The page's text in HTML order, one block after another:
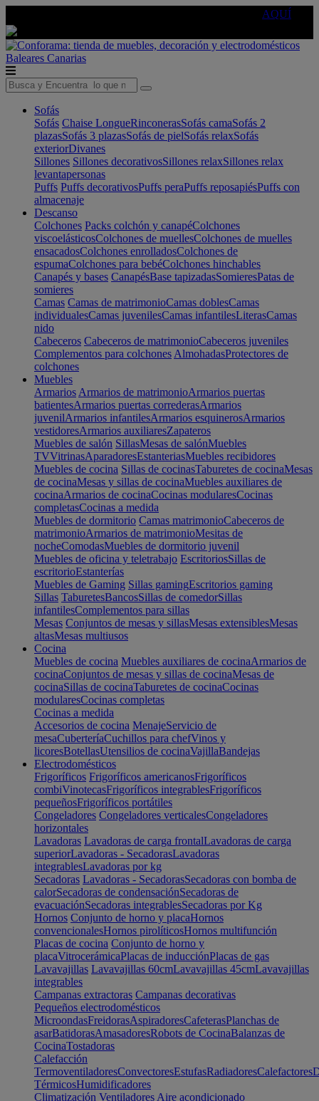
AQUÍ
Baleares Canarias
Sofás
Sofás Chaise LongueRinconerasSofás camaSofás 2
plazasSofás 3 plazasSofás de pielSofás relaxSofás
exteriorDivanes
Sillones Sillones decorativosSillones relaxSillones relax
levantapersonas
Puffs Puffs decorativosPuffs peraPuffs reposapiésPuffs con
almacenaje
Descanso
Colchones Packs colchón y canapéColchones
viscoelásticosColchones de muellesColchones de muelles
ensacadosColchones enrolladosColchones de
espumaColchones para bebéColchones hinchables
Canapés y bases CanapésBase tapizadasSomieresPatas de
somieres
Camas Camas de matrimonioCamas doblesCamas
individualesCamas juvenilesCamas infantilesLiterasCamas
nido
Cabeceros Cabeceros de matrimonioCabeceros juveniles
Complementos para colchones AlmohadasProtectores de
colchones
Muebles
Armarios Armarios de matrimonioArmarios puertas
batientesArmarios puertas correderasArmarios
juvenilArmarios infantilesArmarios esquinerosArmarios
vestidoresArmarios auxiliaresZapateros
Muebles de salón SillasMesas de salónMuebles
TVVitrinasAparadoresEstanteriasMuebles recibidores
Muebles de cocina Sillas de cocinasTaburetes de cocinaMesas
de cocinaMesas y sillas de cocinaMuebles auxiliares de
cocinaArmarios de cocinaCocinas modularesCocinas
completasCocinas a medida
Muebles de dormitorio Camas matrimonioCabeceros de
matrimonioArmarios de matrimonioMesitas de
nocheComodasMuebles de dormitorio juvenil
Muebles de oficina y teletrabajo EscritoriosSillas de
escritorioEstanterías
Muebles de Gaming Sillas gamingEscritorios gaming
Sillas TaburetesBancosSillas de comedorSillas
infantilesComplementos para sillas
Mesas Conjuntos de mesas y sillasMesas extensiblesMesas
altasMesas multiusos
Cocina
Muebles de cocina Muebles auxiliares de cocinaArmarios de
cocinaConjuntos de mesas y sillas de cocinaMesas de
cocinaSillas de cocinaTaburetes de cocinaCocinas
modularesCocinas completas
Cocinas a medida
Accesorios de cocina MenajeServicio de
mesaCuberteríaCuchillos para chefVinos y
licoresBotellasUtensilios de cocinaVajillaBandejas
Electrodomésticos
Frigoríficos Frigoríficos americanosFrigoríficos
combiVinotecasFrigoríficos integrablesFrigoríficos
pequeñosFrigoríficos portátiles
Congeladores Congeladores verticalesCongeladores
horizontales
Lavadoras Lavadoras de carga frontalLavadoras de carga
superiorLavadoras - SecadorasLavadoras
integrablesLavadoras por kg
Secadoras Lavadoras - SecadorasSecadoras con bomba de
calorSecadoras de condensaciónSecadoras de
evacuaciónSecadoras integrablesSecadoras por Kg
Hornos Conjunto de horno y placaHornos
convencionalesHornos pirolíticosHornos multifunción
Placas de cocina Conjunto de horno y
placaVitrocerámicaPlacas de inducciónPlacas de gas
Lavavajillas Lavavajillas 60cmLavavajillas 45cmLavavajillas
integrables
Campanas extractoras Campanas decorativas
Pequeños electrodomésticos
MicroondasFreidorasAspiradoresCafeterasPlanchas de
asarBatidorasAmasadoresRobots de CocinaBalanzas de
CocinaTostadoras
Calefacción
TermoventiladoresConvectoresEstufasRadiadoresCalefactores
TérmicosHumidificadores
Climatización Ventiladores Aire acondicionado